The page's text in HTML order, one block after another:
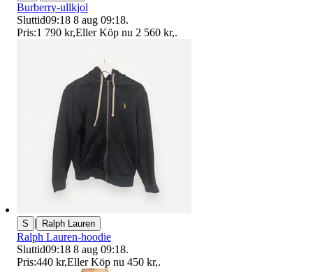
Burberry-ullkjol
Sluttid09:18 8 aug 09:18.
Pris:1 790 kr,Eller Köp nu 2 560 kr,.
S | Ralph Lauren
Ralph Lauren-hoodie
Sluttid09:18 8 aug 09:18.
Pris:440 kr,Eller Köp nu 450 kr,.